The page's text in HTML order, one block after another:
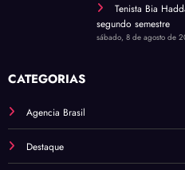
Tenista Bia
segundo semestre
sábado, 8 de agosto de
CATEGORIAS
Agencia Brasil
Destaque